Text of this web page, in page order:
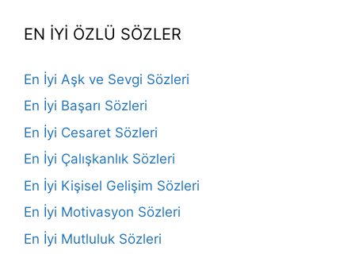
EN İYİ ÖZLÜ SÖZLER
En İyi Aşk ve Sevgi Sözleri
En İyi Başarı Sözleri
En İyi Cesaret Sözleri
En İyi Çalışkanlık Sözleri
En İyi Kişisel Gelişim Sözleri
En İyi Motivasyon Sözleri
En İyi Mutluluk Sözleri